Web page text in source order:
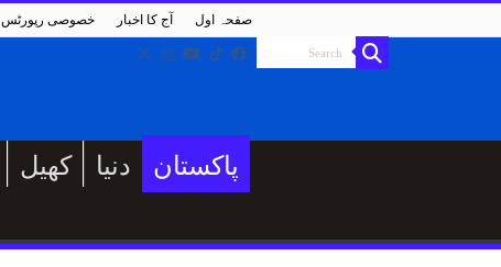
خصوصی رپورٹس آج کا اخبار صفحہ اول
کھیل دنیا
پاکستان